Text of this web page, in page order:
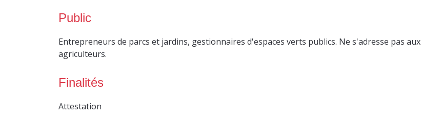
Public
Entrepreneurs de parcs et jardins, gestionnaires d'espaces verts publics. Ne s'adresse pas aux
agriculteurs.
Finalités
Attestation